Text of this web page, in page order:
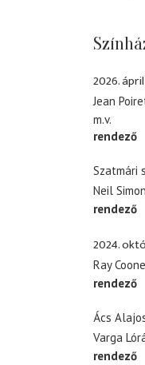
2026.
Jean
m.v.
rendező
Szatmári
Neil Simon
rendező
2024.
Ray
rendező
Ács
Varga
rendező